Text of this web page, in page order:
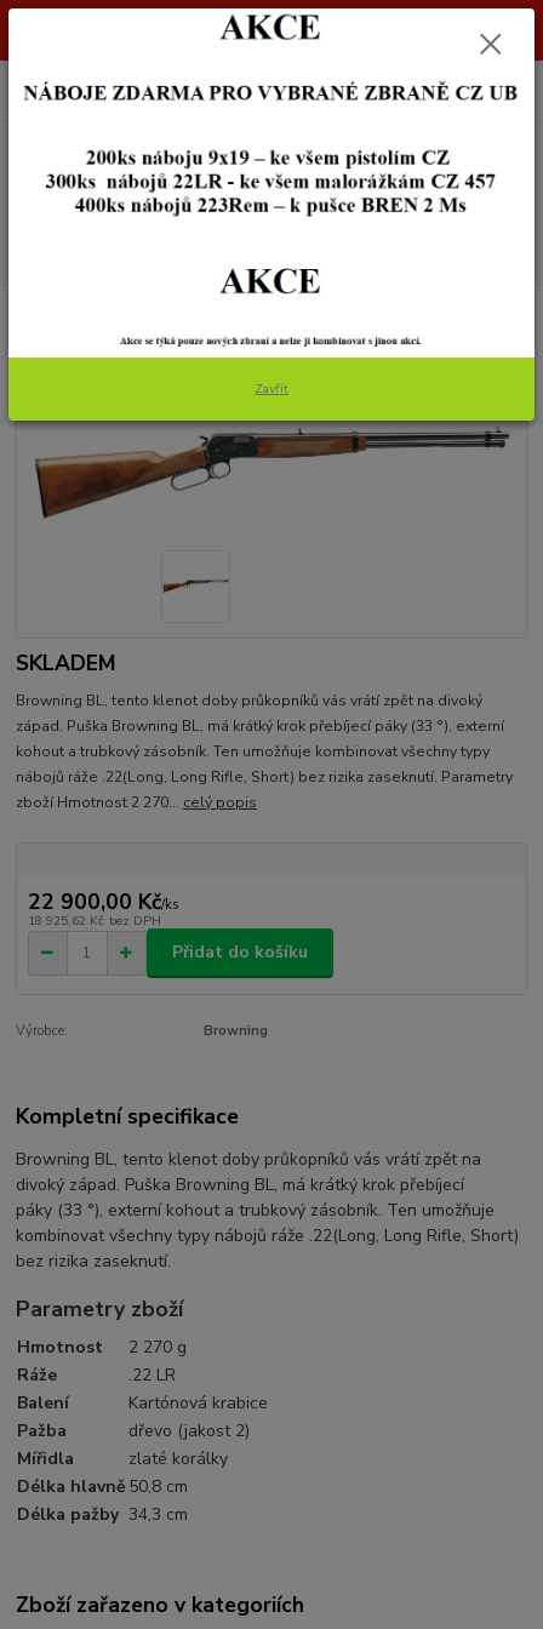
Dostupnost zboží si ověřte na info@zbraneostrava.cz nebo tel.
605056161.
+420 605 056 161 0ks
za 0,00 Kč
Browning BL Grade 2 cal.22LR
SKLADEM
Browning BL, tento klenot doby průkopníků vás vrátí zpět na divoký
západ. Puška Browning BL, má krátký krok přebíjecí páky (33 °), externí
kohout a trubkový zásobník. Ten umožňuje kombinovat všechny typy
nábojů ráže .22(Long, Long Rifle, Short) bez rizika zaseknutí. Parametry
zboží Hmotnost 2 270... celý popis
22 900,00 Kč/ks
18 925,62 Kč bez DPH
Přidat do košíku
Výrobce: Browning
Kompletní specifikace
Browning BL, tento klenot doby průkopníků vás vrátí zpět na
divoký západ. Puška Browning BL, má krátký krok přebíjecí
páky (33 °), externí kohout a trubkový zásobník. Ten umožňuje
kombinovat všechny typy nábojů ráže .22(Long, Long Rifle, Short)
bez rizika zaseknutí.
Parametry zboží
Hmotnost
2 270 g
Ráže
.22 LR
Balení
Kartónová krabice
Pažba
dřevo (jakost 2)
Mířidla
zlaté korálky
Délka hlavně 50,8 cm
Délka pažby 34,3 cm
Zboží zařazeno v kategoriích
Zavřít